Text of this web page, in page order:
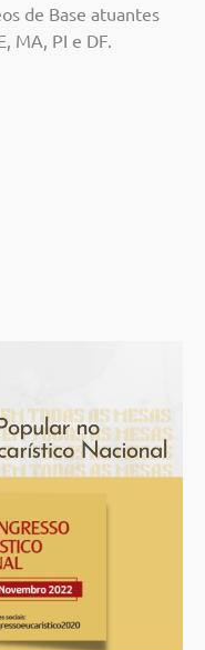
de Base atuantes
MA, PI e DF.